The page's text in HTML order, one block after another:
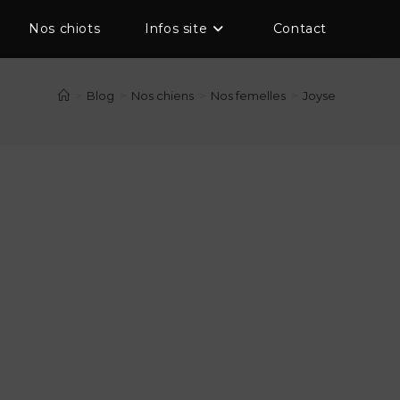
Nos chiots Infos site Contact
Blog Nos chiens Nos femelles Joyse